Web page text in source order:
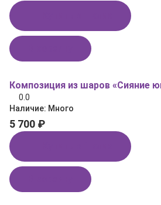
Композиция из шаров «Сияние
0.0
Наличие: Много
5 700 ₽